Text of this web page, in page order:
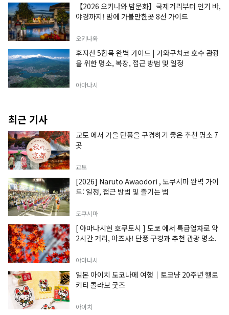
【2026 오키나와 밤문화】국제거리부터 인기 바,
야경까지! 밤에 가볼만한곳 8선 가이드
오키나와
후지산 5합목 완벽 가이드 | 가와구치코 호수 관광
을 위한 명소, 복장, 접근 방법 및 일정
야마나시
최근 기사
교토 에서 가을 단풍을 구경하기 좋은 추천 명소 7
곳
교토
[2026] Naruto Awaodori , 도쿠시마 완벽 가이
드: 일정, 접근 방법 및 즐기는 법
도쿠시마
[ 야마나시현 호쿠토시 ] 도쿄 에서 특급열차로 약
2시간 거리, 아즈사! 단풍 구경과 추천 관광 명소.
야마나시
일본 아이치 도코나메 여행｜토코냥 20주년 헬로
키티 콜라보 굿즈
아이치